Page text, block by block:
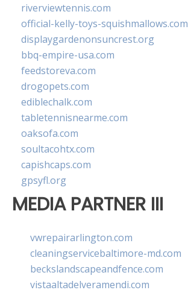
riverviewtennis.com
official-kelly-toys-squishmallows.com
displaygardenonsuncrest.org
bbq-empire-usa.com
feedstoreva.com
drogopets.com
ediblechalk.com
tabletennisnearme.com
oaksofa.com
soultacohtx.com
capishcaps.com
gpsyfl.org
MEDIA PARTNER III
vwrepairarlington.com
cleaningservicebaltimore-md.com
beckslandscapeandfence.com
vistaaltadelveramendi.com